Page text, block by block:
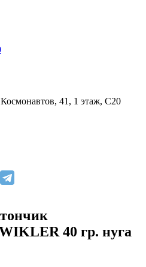
41, 1 этаж, С20
40 гр. нуга